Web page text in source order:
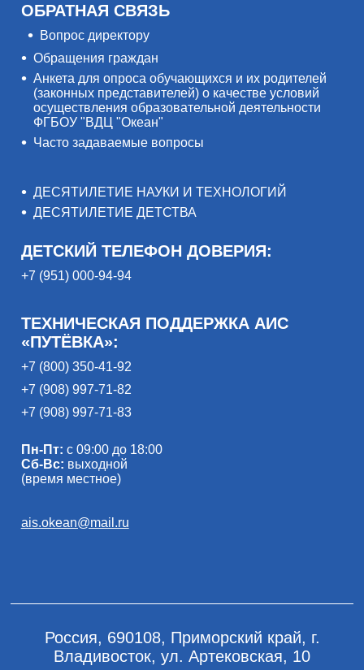
ОБРАТНАЯ СВЯЗЬ
Вопрос директору
Обращения граждан
Анкета для опроса обучающихся и их родителей
(законных представителей) о качестве условий
осуществления образовательной деятельности
ФГБОУ "ВДЦ "Океан"
Часто задаваемые вопросы
ДЕСЯТИЛЕТИЕ НАУКИ И ТЕХНОЛОГИЙ
ДЕСЯТИЛЕТИЕ ДЕТСТВА
ДЕТСКИЙ ТЕЛЕФОН ДОВЕРИЯ:
+7 (951) 000-94-94
ТЕХНИЧЕСКАЯ ПОДДЕРЖКА АИС
«ПУТЁВКА»:
+7 (800) 350-41-92
+7 (908) 997-71-82
+7 (908) 997-71-83
Пн-Пт: с 09:00 до 18:00
Сб-Вс: выходной
(время местное)
ais.okean@mail.ru
Россия, 690108, Приморский край, г.
Владивосток, ул. Артековская, 10